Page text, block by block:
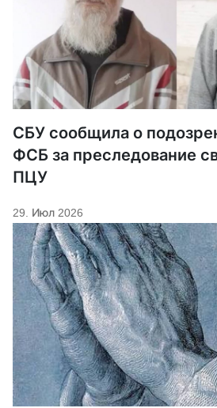
СБУ сообщила о
ФСБ за преследование
ПЦУ
29. Июл 2026